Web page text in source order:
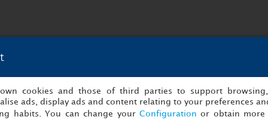
Aéroport Eelde
Gare
cookies and those of third parties to support
ads, display ads and content relating to your preferences
habits. You can change your Configuration or obtain